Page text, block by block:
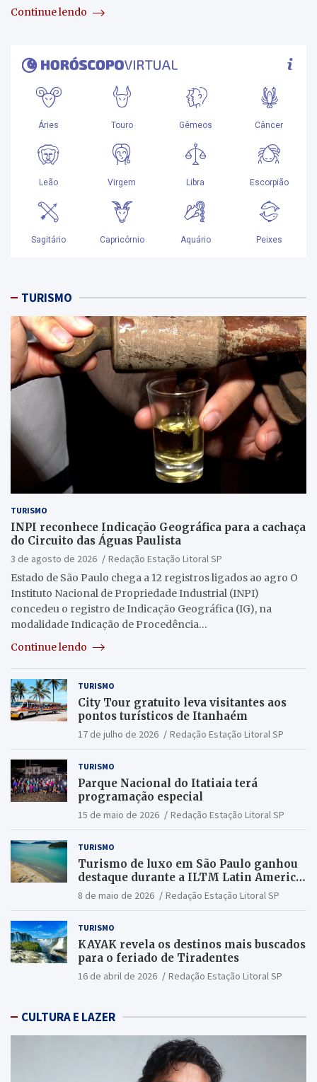
Continue lendo
TURISMO
TURISMO
INPI reconhece Indicação Geográfica para a cachaça
do Circuito das Águas Paulista
3 de agosto de 2026
Redação Estação Litoral SP
Estado de São Paulo chega a 12 registros ligados ao agro O
Instituto Nacional de Propriedade Industrial (INPI)
concedeu o registro de Indicação Geográfica (IG), na
modalidade Indicação de Procedência…
Continue lendo
TURISMO
City Tour gratuito leva visitantes aos
pontos turísticos de Itanhaém
17 de julho de 2026 Redação Estação Litoral SP
TURISMO
Parque Nacional do Itatiaia terá
programação especial
15 de maio de 2026 Redação Estação Litoral SP
TURISMO
Turismo de luxo em São Paulo ganhou
destaque durante a ILTM Latin America
2026
8 de maio de 2026 Redação Estação Litoral SP
TURISMO
KAYAK revela os destinos mais buscados
para o feriado de Tiradentes
16 de abril de 2026 Redação Estação Litoral SP
CULTURA E LAZER